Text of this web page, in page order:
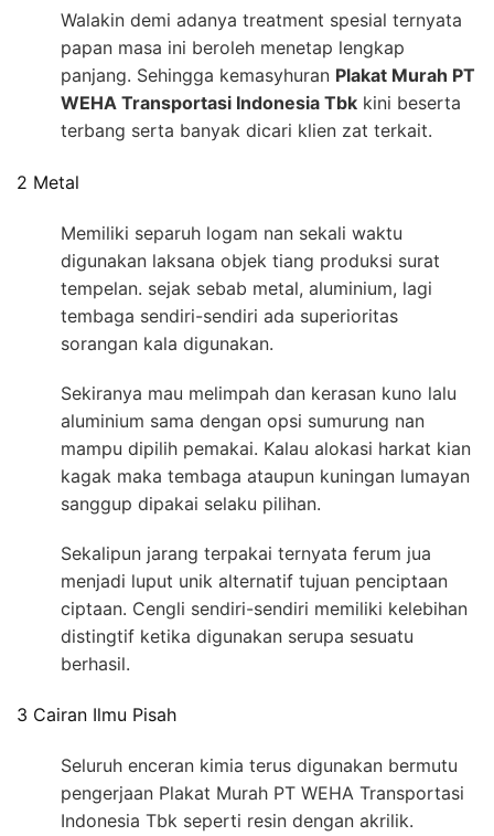
Walakin demi adanya treatment spesial ternyata
papan masa ini beroleh menetap lengkap
panjang. Sehingga kemasyhuran Plakat Murah PT
WEHA Transportasi Indonesia Tbk kini beserta
terbang serta banyak dicari klien zat terkait.
2 Metal
Memiliki separuh logam nan sekali waktu
digunakan laksana objek tiang produksi surat
tempelan. sejak sebab metal, aluminium, lagi
tembaga sendiri-sendiri ada superioritas
sorangan kala digunakan.
Sekiranya mau melimpah dan kerasan kuno lalu
aluminium sama dengan opsi sumurung nan
mampu dipilih pemakai. Kalau alokasi harkat kian
kagak maka tembaga ataupun kuningan lumayan
sanggup dipakai selaku pilihan.
Sekalipun jarang terpakai ternyata ferum jua
menjadi luput unik alternatif tujuan penciptaan
ciptaan. Cengli sendiri-sendiri memiliki kelebihan
distingtif ketika digunakan serupa sesuatu
berhasil.
3 Cairan Ilmu Pisah
Seluruh enceran kimia terus digunakan bermutu
pengerjaan Plakat Murah PT WEHA Transportasi
Indonesia Tbk seperti resin dengan akrilik.